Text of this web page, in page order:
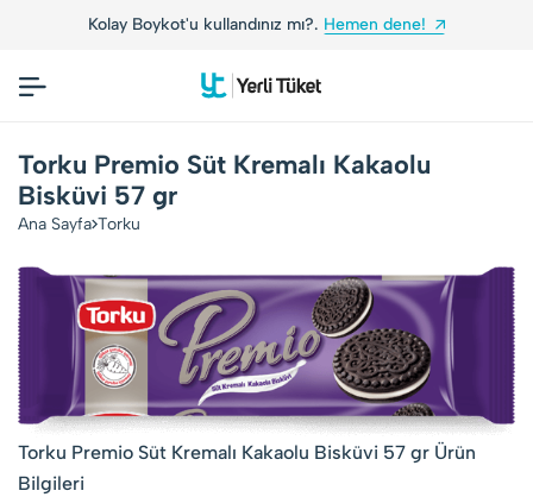
Kolay Boykot'u kullandınız mı?. Hemen dene!
Torku Premio Süt Kremalı Kakaolu
Bisküvi 57 gr
Ana Sayfa Torku
Torku Premio Süt Kremalı Kakaolu Bisküvi 57 gr Ürün
Bilgileri